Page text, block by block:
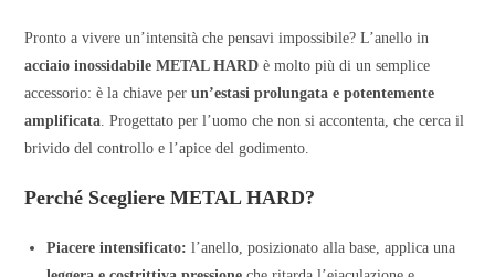
Pronto a vivere un’intensità che pensavi impossibile? L’anello in
acciaio inossidabile METAL HARD è molto più di un semplice
accessorio: è la chiave perun’estasi prolungata e potentemente
amplificata . Progettato per l’uomo che non si accontenta, che cerca il
brivido del controllo e l’apice del godimento.
Perché Scegliere METAL HARD?
Piacere intensificato: l’anello, posizionato alla base, applica una